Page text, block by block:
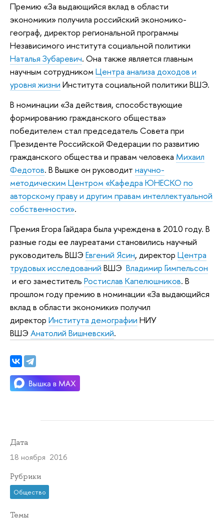
Премию «За выдающийся вклад в области
экономики» получила российский экономико-
географ, директор региональной программы
Независимого института социальной политики
Наталья Зубаревич. Она также является главным
научным сотрудником Центра анализа доходов и
уровня жизни Института социальной политики ВШЭ.
В номинации «За действия, способствующие
формированию гражданского общества»
победителем стал председатель Совета при
Президенте Российской Федерации по развитию
гражданского общества и правам человека Михаил
Федотов. В Вышке он руководит научно-
методическим Центром «Кафедра ЮНЕСКО по
авторскому праву и другим правам интеллектуальной
собственности».
Премия Егора Гайдара была учреждена в 2010 году. В
разные годы ее лауреатами становились научный
руководитель ВШЭ Евгений Ясин, директор Центра
трудовых исследований ВШЭ Владимир Гимпельсон
и его заместитель Ростислав Капелюшников. В
прошлом году премию в номинации «За выдающийся
вклад в области экономики» получил
директор Института демографии НИУ
ВШЭ Анатолий Вишневский.
Дата
18 ноября 2016
Рубрики
Общество
Темы